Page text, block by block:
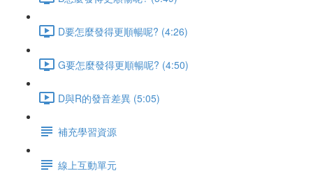
D要怎麼發得更順暢呢? (4:26)
G要怎麼發得更順暢呢? (4:50)
D與R的發音差異 (5:05)
補充學習資源
線上互動單元